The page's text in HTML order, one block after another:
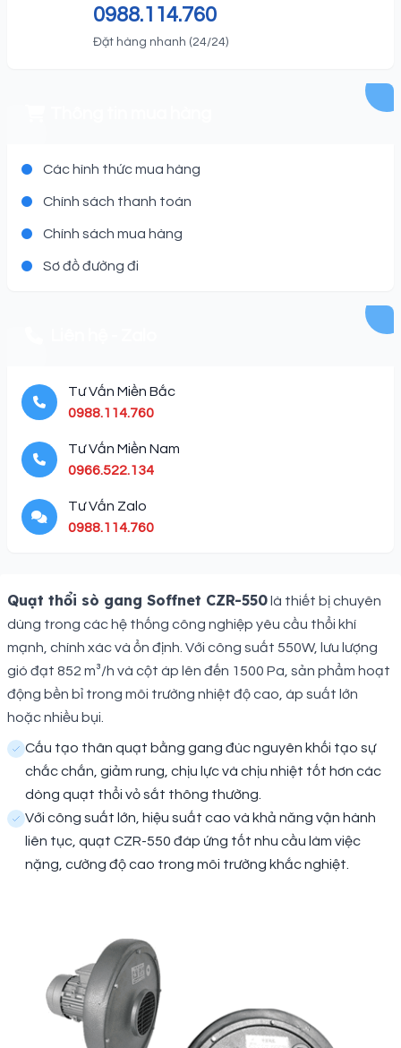
0988.114.760
Đặt hàng nhanh (24/24)
Các hình thức mua hàng
Chính sách thanh toán
Chính sách mua hàng
Sơ đồ đường đi
Tư Vấn Miền Bắc
0988.114.760
Tư Vấn Miền Nam
0966.522.134
Tư Vấn Zalo
0988.114.760
Description
Quạt thổi sò gang Soffnet CZR-550 là thiết bị chuyên
dùng trong các hệ thống công nghiệp yêu cầu thổi khí
mạnh, chính xác và ổn định. Với công suất 550W, lưu lượng
gió đạt 852 m³/h và cột áp lên đến 1500 Pa, sản phẩm hoạt
động bền bỉ trong môi trường nhiệt độ cao, áp suất lớn
hoặc nhiều bụi.
Cấu tạo thân quạt bằng gang đúc nguyên khối tạo sự
chắc chắn, giảm rung, chịu lực và chịu nhiệt tốt hơn các
dòng quạt thổi vỏ sắt thông thường.
Với công suất lớn, hiệu suất cao và khả năng vận hành
liên tục, quạt CZR-550 đáp ứng tốt nhu cầu làm việc
nặng, cường độ cao trong môi trường khắc nghiệt.